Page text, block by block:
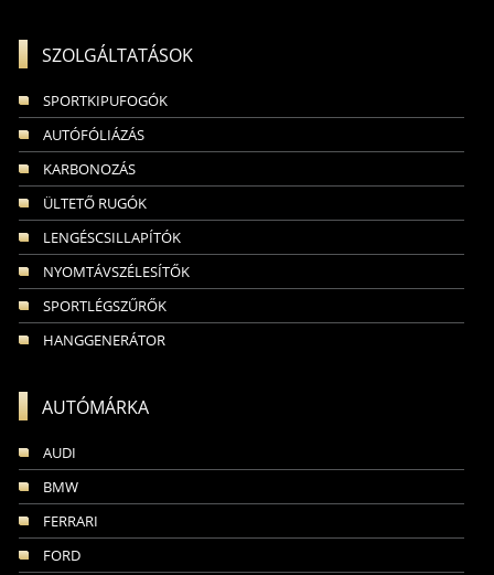
SZOLGÁLTATÁSOK
SPORTKIPUFOGÓK
AUTÓFÓLIÁZÁS
KARBONOZÁS
ÜLTETŐ RUGÓK
LENGÉSCSILLAPÍTÓK
NYOMTÁVSZÉLESÍTŐK
SPORTLÉGSZŰRŐK
HANGGENERÁTOR
AUTÓMÁRKA
AUDI
BMW
FERRARI
FORD